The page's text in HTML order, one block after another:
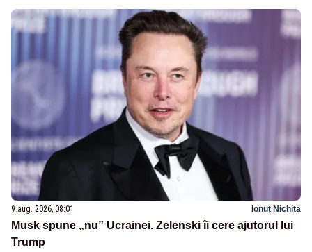
9 aug. 2026, 08:01 Ionuț Nichita
Musk spune „nu” Ucrainei. Zelenski îi cere ajutorul lui
Trump